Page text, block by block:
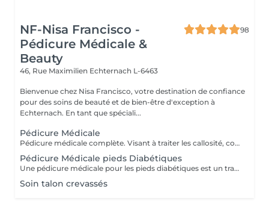
NF-Nisa Francisco -
Pédicure Médicale &
Beauty
98
46, Rue Maximilien Echternach L-6463
Bienvenue chez Nisa Francisco, votre destination de confiance
pour des soins de beauté et de bien-être d'exception à
Echternach. En tant que spéciali...
Pédicure Médicale
Pédicure médicale complète. Visant à traiter les callosité, cors, crevasse, ongles incarnés, tout en assurant l'hygiène et le confort des pieds. Ce soins contribue à prévenir les problèmes podologie et à améliorer le bien-être général des pieds.
Pédicure Médicale pieds Diabétiques
Une pédicure médicale pour les pieds diabétiques est un traitement spécialisé pour les soins des pieds conçu pour les personnes atteintes de diabète, où les pieds ont besoin d'une attention particulière en raison des risques plus élevés.
Soin talon crevassés